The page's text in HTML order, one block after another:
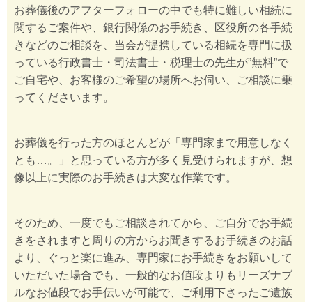
お葬儀後のアフターフォローの中でも特に難しい相続に
関するご案件や、銀行関係のお手続き、区役所の各手続
きなどのご相談を、当会が提携している相続を専門に扱
っている行政書士・司法書士・税理士の先生が”無料”で
ご自宅や、お客様のご希望の場所へお伺い、ご相談に乗
ってくださいます。
お葬儀を行った方のほとんどが「専門家まで用意しなく
とも…。」と思っている方が多く見受けられますが、想
像以上に実際のお手続きは大変な作業です。
そのため、一度でもご相談されてから、ご自分でお手続
きをされますと周りの方からお聞きするお手続きのお話
より、ぐっと楽に進み、専門家にお手続きをお願いして
いただいた場合でも、一般的なお値段よりもリーズナブ
ルなお値段でお手伝いが可能で、ご利用下さったご遺族